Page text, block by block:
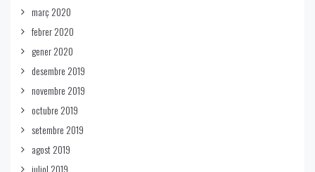
març 2020
febrer 2020
gener 2020
desembre 2019
novembre 2019
octubre 2019
setembre 2019
agost 2019
juliol 2019